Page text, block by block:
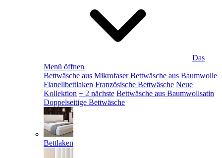
Das
Menü öffnen
Bettwäsche aus Mikrofaser Bettwäsche aus Baumwolle
Flanellbettlaken Französische Bettwäsche Neue
Kollektion + 2 nächste Bettwäsche aus Baumwollsatin
Doppelseitige Bettwäsche
Bettlaken